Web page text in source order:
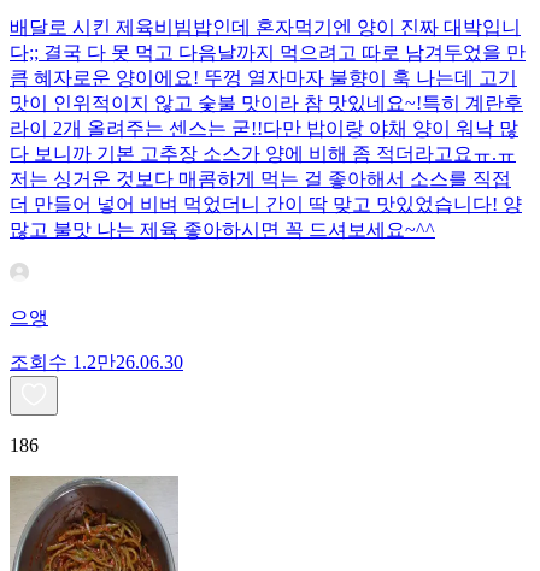
배달로 시킨 제육비빔밥인데 혼자먹기엔 양이 진짜 대박입니
다;; 결국 다 못 먹고 다음날까지 먹으려고 따로 남겨두었을 만
큼 혜자로운 양이에요! 뚜껑 열자마자 불향이 훅 나는데 고기
맛이 인위적이지 않고 숯불 맛이라 참 맛있네요~!특히 계란후
라이 2개 올려주는 센스는 굳!! ​다만 밥이랑 야채 양이 워낙 많
다 보니까 기본 고추장 소스가 양에 비해 좀 적더라고요ㅠ.ㅠ
저는 싱거운 것보다 매콤하게 먹는 걸 좋아해서 소스를 직접
더 만들어 넣어 비벼 먹었더니 간이 딱 맞고 맛있었습니다! 양
많고 불맛 나는 제육 좋아하시면 꼭 드셔보세요~^^
으앵
조회수 1.2만26.06.30
186